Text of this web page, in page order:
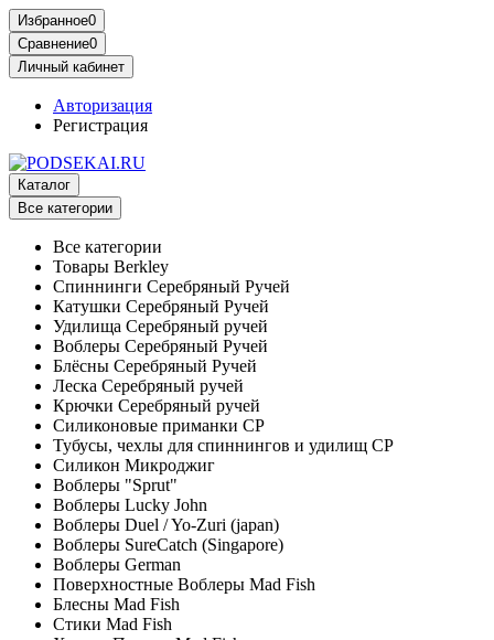
Избранное0
Сравнение0
Личный кабинет
Авторизация
Регистрация
Каталог
Все категории
Все категории
Товары Berkley
Спиннинги Серебряный Ручей
Катушки Серебряный Ручей
Удилища Серебряный ручей
Воблеры Серебряный Ручей
Блёсны Серебряный Ручей
Леска Серебряный ручей
Крючки Серебряный ручей
Силиконовые приманки СР
Тубусы, чехлы для спиннингов и удилищ СР
Силикон Микроджиг
Воблеры "Sprut"
Воблеры Lucky John
Воблеры Duel / Yo-Zuri (japan)
Воблеры SureCatch (Singapore)
Воблеры German
Поверхностные Воблеры Mad Fish
Блесны Mad Fish
Стики Mad Fish